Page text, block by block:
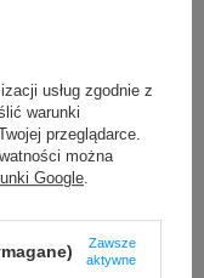
(Polska)
usług zgodnie z
warunki
przeglądarce.
można
Google
Zawsze
aktywne